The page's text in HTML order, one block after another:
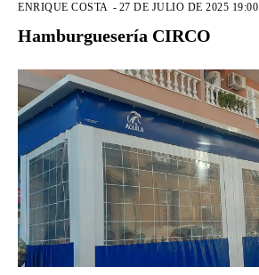
ENRIQUE COSTA - 27 DE JULIO DE 2025 19:00
Hamburguesería CIRCO